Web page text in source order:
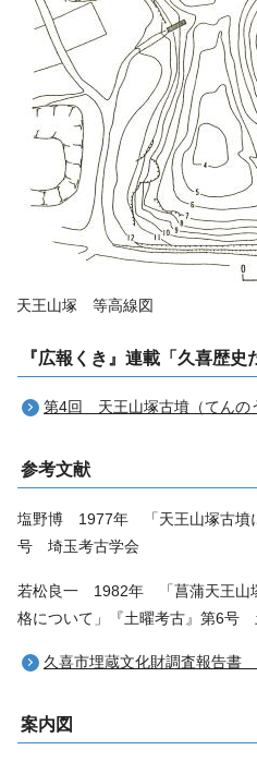
天王山塚 等高線図
『広報くき』連載「久喜歴史
第4回 天王山塚古墳（てんの
参考文献
塩野博 1977年 「天王山塚古墳
号 埼玉考古学会
若松良一 1982年 「菖蒲天王山
格について」『土曜考古』第6号
久喜市埋蔵文化財調査報告
案内図